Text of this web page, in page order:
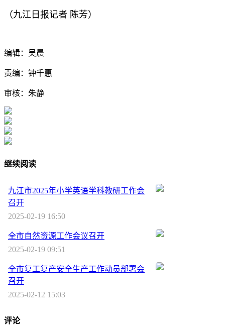
（九江日报记者 陈芳）
编辑：吴晨
责编：钟千惠
审核：朱静
继续阅读
九江市2025年小学英语学科教研工作会
召开
2025-02-19 16:50
全市自然资源工作会议召开
2025-02-19 09:51
全市复工复产安全生产工作动员部署会
召开
2025-02-12 15:03
评论